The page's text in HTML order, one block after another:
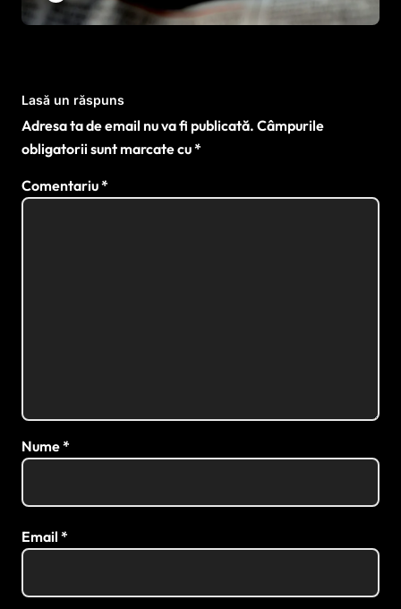
Lasă un răspuns
Adresa ta de email nu va fi publicată. Câmpurile
obligatorii sunt marcate cu*
Comentariu*
Nume*
Email *